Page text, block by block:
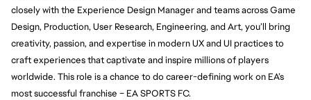
closely with the Experience Design Manager and teams across Game
Design, Production, User Research, Engineering, and Art, you’ll bring
creativity, passion, and expertise in modern UX and UI practices to
craft experiences that captivate and inspire millions of players
worldwide. This role is a chance to do career-defining work on EA’s
most successful franchise – EA SPORTS FC.